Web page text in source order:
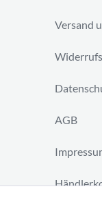
Versand
AGB